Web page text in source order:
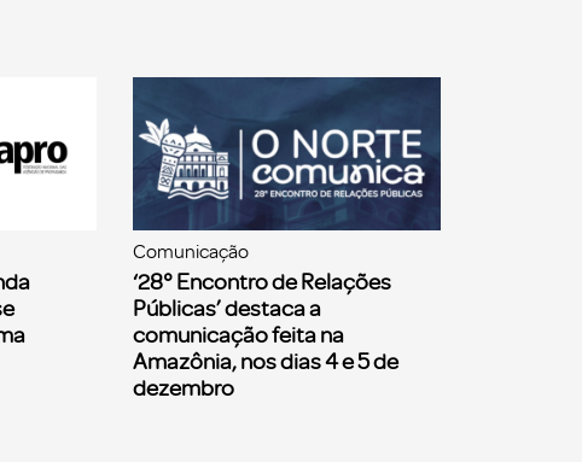
Comunicação
‘28° Encontro de Relações
Públicas’ destaca a
comunicação feita na
Amazônia, nos dias 4 e 5 de
dezembro